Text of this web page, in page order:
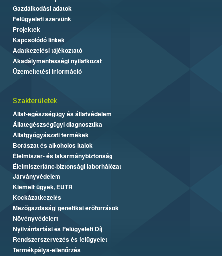
Gazdálkodási adatok
Felügyeleti szervünk
Projektek
Kapcsolódó linkek
Adatkezelési tájékoztató
Akadálymentességi nyilatkozat
Üzemeltetési információ
Szakterületek
Állat-egészségügy és állatvédelem
Állategészségügyi diagnosztika
Állatgyógyászati termékek
Borászat és alkoholos italok
Élelmiszer- és takarmánybiztonság
Élelmiszerlánc-biztonsági laborhálózat
Járványvédelem
Kiemelt ügyek, EUTR
Kockázatkezelés
Mezőgazdasági genetikai erőforrások
Növényvédelem
Nyilvántartási és Felügyeleti Díj
Rendszerszervezés és felügyelet
Termékpálya-ellenőrzés